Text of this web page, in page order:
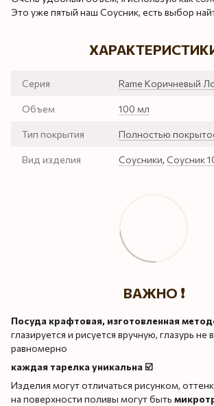
Это уже пятый наш Соусник, есть выбор
Серия Rame Коричневый
Объем 100 мл
Тип покрытия Полностью
Вид изделия Соусники, Соусник
ВАЖНО ❗️
Посуда крафтовая, изготовленная
глазируется и рисуется вручную, глазурь не
равномерно
каждая тарелка уникальна ☑️
Изделия могут отличаться рисунком,
на поверхности поливы могут быть